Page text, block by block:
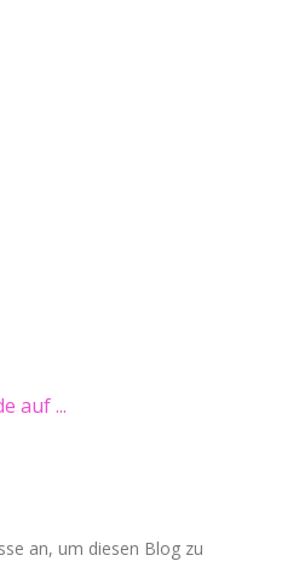
auf ...
an, um diesen Blog zu